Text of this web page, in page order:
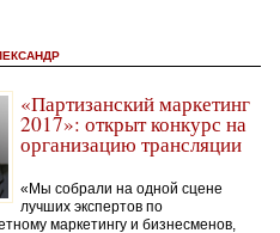
«Партизанский маркетинг
2017»: открыт конкурс на
организацию трансляции
«Мы собрали на одной сцене
лучших экспертов по
маркетингу и бизнесменов,